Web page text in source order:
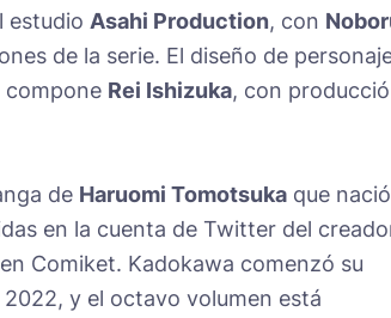
estudio Asahi Production, con
de la serie. El diseño de
compone Rei Ishizuka, con
de Haruomi Tomotsuka que nació
en la cuenta de Twitter del
Comiket. Kadokawa comenzó su
y el octavo volumen está